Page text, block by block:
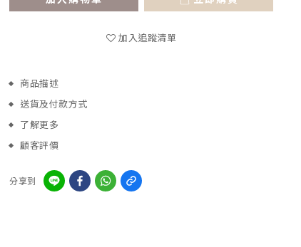
加入追蹤清單
商品描述
送貨及付款方式
了解更多
顧客評價
分享到